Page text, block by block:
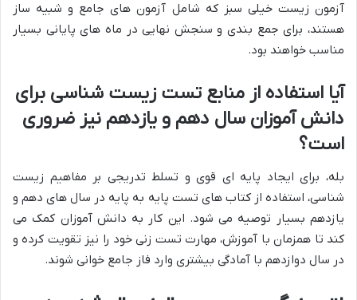
آزمون زیست خیلی سبز که شامل آزمون های جامع و شبیه ساز
هستند، برای جمع بندی و سنجش نهایی در ماه های پایانی بسیار
مناسب خواهند بود.
آیا استفاده از منابع تست زیست شناسی برای
دانش آموزان سال دهم و یازدهم نیز ضروری
است؟
بله، برای ایجاد پایه ای قوی و تسلط تدریجی بر مفاهیم زیست
شناسی، استفاده از کتاب های تست پایه به پایه در سال های دهم و
یازدهم بسیار توصیه می شود. این کار به دانش آموزان کمک می
کند تا همزمان با آموزش، مهارت تست زنی خود را نیز تقویت کرده و
در سال دوازدهم با آمادگی بیشتری وارد فاز جامع خوانی شوند.